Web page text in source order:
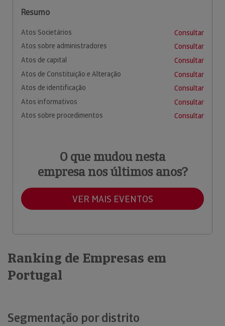
Resumo
Atos Societários
Consultar
Atos sobre administradores
Consultar
Atos de capital
Consultar
Atos de Constituição e Alteração
Consultar
Atos de identificação
Consultar
Atos informativos
Consultar
Atos sobre procedimentos
Consultar
O que mudou nesta
empresa nos últimos anos?
VER MAIS EVENTOS
Ranking de Empresas em
Portugal
Segmentação por distrito